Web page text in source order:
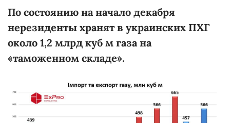
По состоянию на начало декабря
нерезиденты хранят в украинских ПХГ
около 1,2 млрд куб м газа на
«таможенном складе».